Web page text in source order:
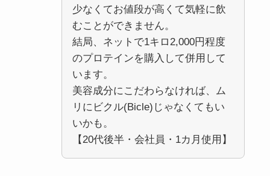
少なくてお値段が高くて気軽に飲
むことができません。
結局、ネットで1キロ2,000円程度
のプロテインを購入して併用して
います。
美容成分にこだわらなければ、ム
リにビクル(Bicle)じゃなくてもい
いかも。
【20代後半・会社員・1カ月使用】